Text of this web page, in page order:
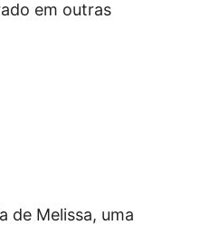
em outras
de Melissa, uma